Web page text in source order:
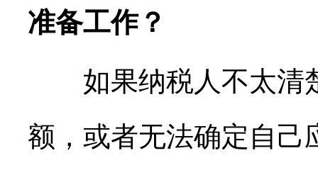
准备工作？
如果纳税人不太清
额，或者无法确定自己